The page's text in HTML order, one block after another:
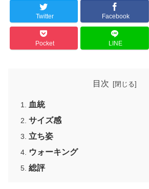
Twitter Facebook
Pocket LINE
目次
血統
サイズ感
立ち姿
ウォーキング
総評